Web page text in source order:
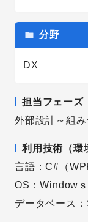
分野
DX
担当フェーズ
外部設計～組
利用技術（環
言語：C#（
OS：Window
データベース